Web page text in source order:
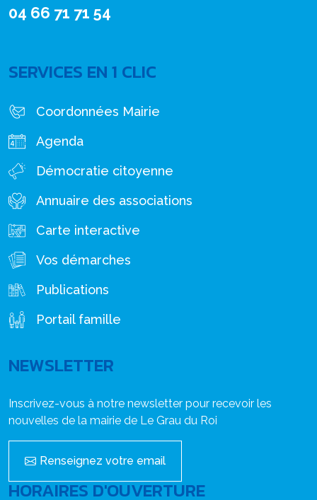
04 66 71 71 54
SERVICES EN 1 CLIC
Coordonnées Mairie
Agenda
Démocratie citoyenne
Annuaire des associations
Carte interactive
Vos démarches
Publications
Portail famille
NEWSLETTER
Inscrivez-vous à notre newsletter pour recevoir les
nouvelles de la mairie de Le Grau du Roi
Renseignez votre email
HORAIRES D'OUVERTURE